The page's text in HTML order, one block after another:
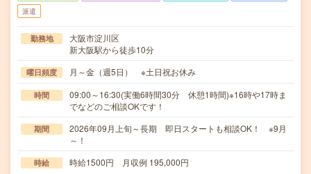
派遣
勤務地
大阪市淀川区
新大阪駅から徒歩10分
曜日頻度 月～金（週5日） ※土日祝お休み
時間
09:00～16:30(実働6時間30分 休憩1時間)※16時や17時ま
でなどのご相談OKです！
期間
2026年09月上旬～長期 即日スタートも相談OK！ ※9月
～！
時給 時給1500円 月収例 195,000円